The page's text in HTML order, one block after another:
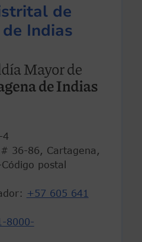
de
Indias
4
36-86, Cartagena,
postal
+57 605 641
8000-